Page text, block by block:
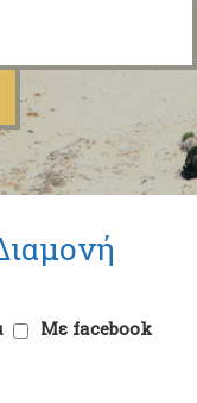
Με facebook